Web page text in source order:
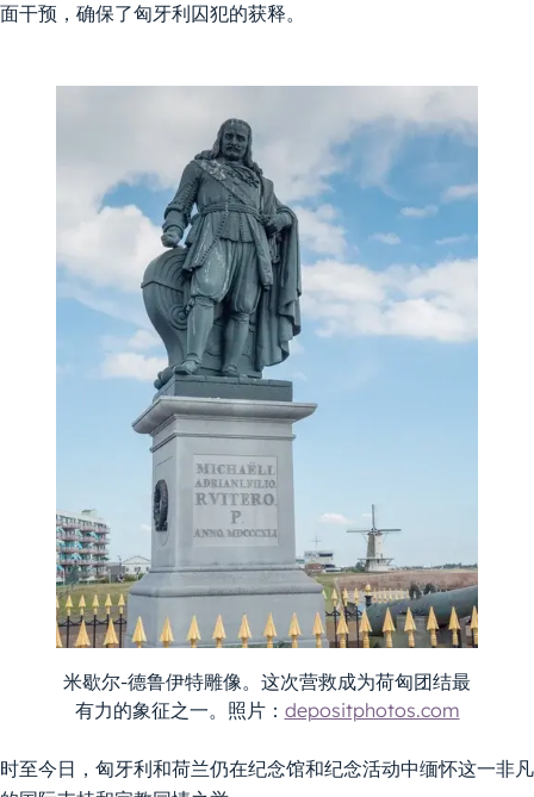
面干预，确保了匈牙利囚犯的获释。
米歇尔-德鲁伊特雕像。这次营救成为荷匈团结最
有力的象征之一。照片： depositphotos.com
时至今日，匈牙利和荷兰仍在纪念馆和纪念活动中缅怀这一非凡